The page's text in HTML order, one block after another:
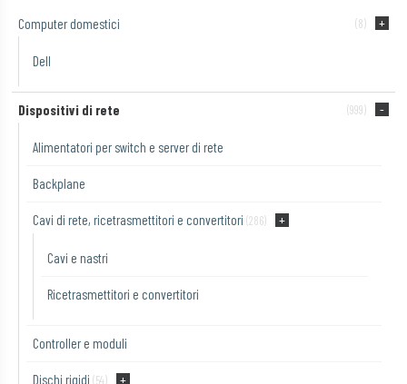
Computer domestici (8)
Dell
Dispositivi di rete (999)
Alimentatori per switch e server di rete
Backplane
Cavi di rete, ricetrasmettitori e convertitori (286)
Cavi e nastri
Ricetrasmettitori e convertitori
Controller e moduli
Dischi rigidi (54)